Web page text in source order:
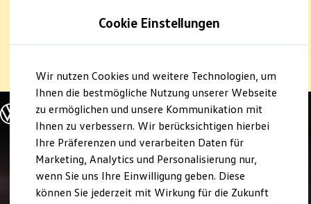
Hauptinhalt
springen
Footer
springen
Profitieren Sie von bis zu6.000 € 1
VolkswagenID. oder
Hybridmodelle.
Mehr zur E‑Auto-Förderung
Modelle und Konfigurator
Konfigurator
Modelle vergleichen
Konfiguration laden
Autosuche
Elektroautos
ENERGY Sondermodelle
Nutzfahrzeuge
Cookie Einstellungen
Wir nutzen Cookies und weitere Technologien, um
Ihnen die bestmögliche Nutzung unserer Webseite
zu ermöglichen und unsere Kommunikation mit
Ihnen zu verbessern. Wir berücksichtigen hierbei
Ihre Präferenzen und verarbeiten Daten für
Marketing, Analytics und Personalisierung nur,
wenn Sie uns Ihre Einwilligung geben. Diese
können Sie jederzeit mit Wirkung für die Zukunft